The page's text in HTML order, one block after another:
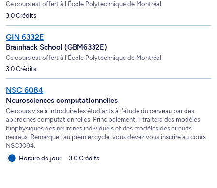
Ce cours est offert à l'École Polytechnique de Montréal
3.0 Crédits
GIN 6332E
Brainhack School (GBM6332E)
Ce cours est offert à l'École Polytechnique de Montréal
3.0 Crédits
NSC 6084
Neurosciences computationnelles
Ce cours vise à introduire les étudiants à l'étude du cerveau par des
approches computationnelles. Principalement, il traitera des modèles
biophysiques des neurones individuels et des modèles des circuits
neuraux. Remarque : au premier cycle, vous devez vous inscrire au cours
NSC3084.
Horaire de jour
3.0 Crédits